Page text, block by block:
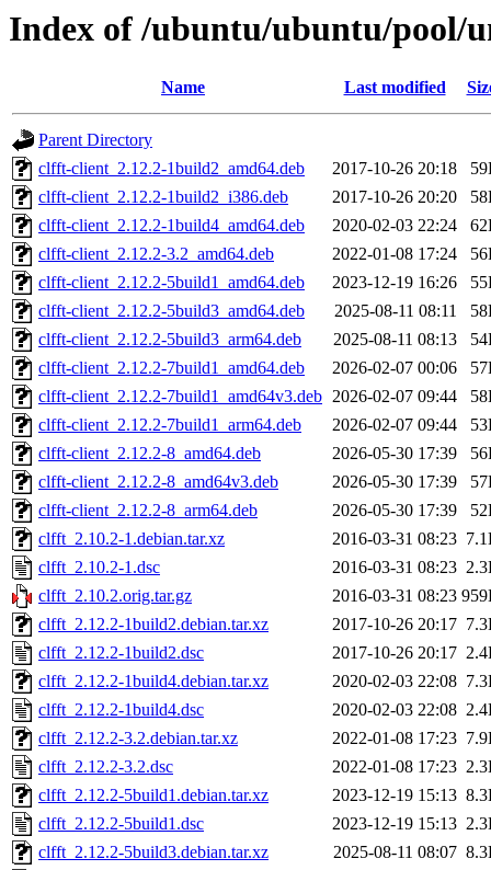
Index of /ubuntu/ubuntu/pool/
Name Last modified
Parent Directory
clfft-client_2.12.2-1build2_amd64.deb
2017-10-26 20:18
clfft-client_2.12.2-1build2_i386.deb
2017-10-26 20:20
clfft-client_2.12.2-1build4_amd64.deb
2020-02-03 22:24
clfft-client_2.12.2-3.2_amd64.deb
2022-01-08 17:24
clfft-client_2.12.2-5build1_amd64.deb
2023-12-19 16:26
clfft-client_2.12.2-5build3_amd64.deb
2025-08-11 08:11
clfft-client_2.12.2-5build3_arm64.deb
2025-08-11 08:13
clfft-client_2.12.2-7build1_amd64.deb
2026-02-07 00:06
clfft-client_2.12.2-7build1_amd64v3.deb 2026-02-07 09:44
clfft-client_2.12.2-7build1_arm64.deb
2026-02-07 09:44
clfft-client_2.12.2-8_amd64.deb
2026-05-30 17:39
clfft-client_2.12.2-8_amd64v3.deb
2026-05-30 17:39
clfft-client_2.12.2-8_arm64.deb
2026-05-30 17:39
clfft_2.10.2-1.debian.tar.xz
2016-03-31 08:23
clfft_2.10.2-1.dsc
2016-03-31 08:23
clfft_2.10.2.orig.tar.gz
2016-03-31 08:23
clfft_2.12.2-1build2.debian.tar.xz
2017-10-26 20:17
clfft_2.12.2-1build2.dsc
2017-10-26 20:17
clfft_2.12.2-1build4.debian.tar.xz
2020-02-03 22:08
clfft_2.12.2-1build4.dsc
2020-02-03 22:08
clfft_2.12.2-3.2.debian.tar.xz
2022-01-08 17:23
clfft_2.12.2-3.2.dsc
2022-01-08 17:23
clfft_2.12.2-5build1.debian.tar.xz
2023-12-19 15:13
clfft_2.12.2-5build1.dsc
2023-12-19 15:13
clfft_2.12.2-5build3.debian.tar.xz
2025-08-11 08:07